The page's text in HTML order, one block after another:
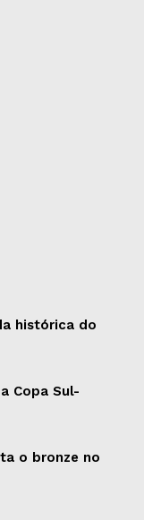
histórica do
Copa Sul-
o bronze no